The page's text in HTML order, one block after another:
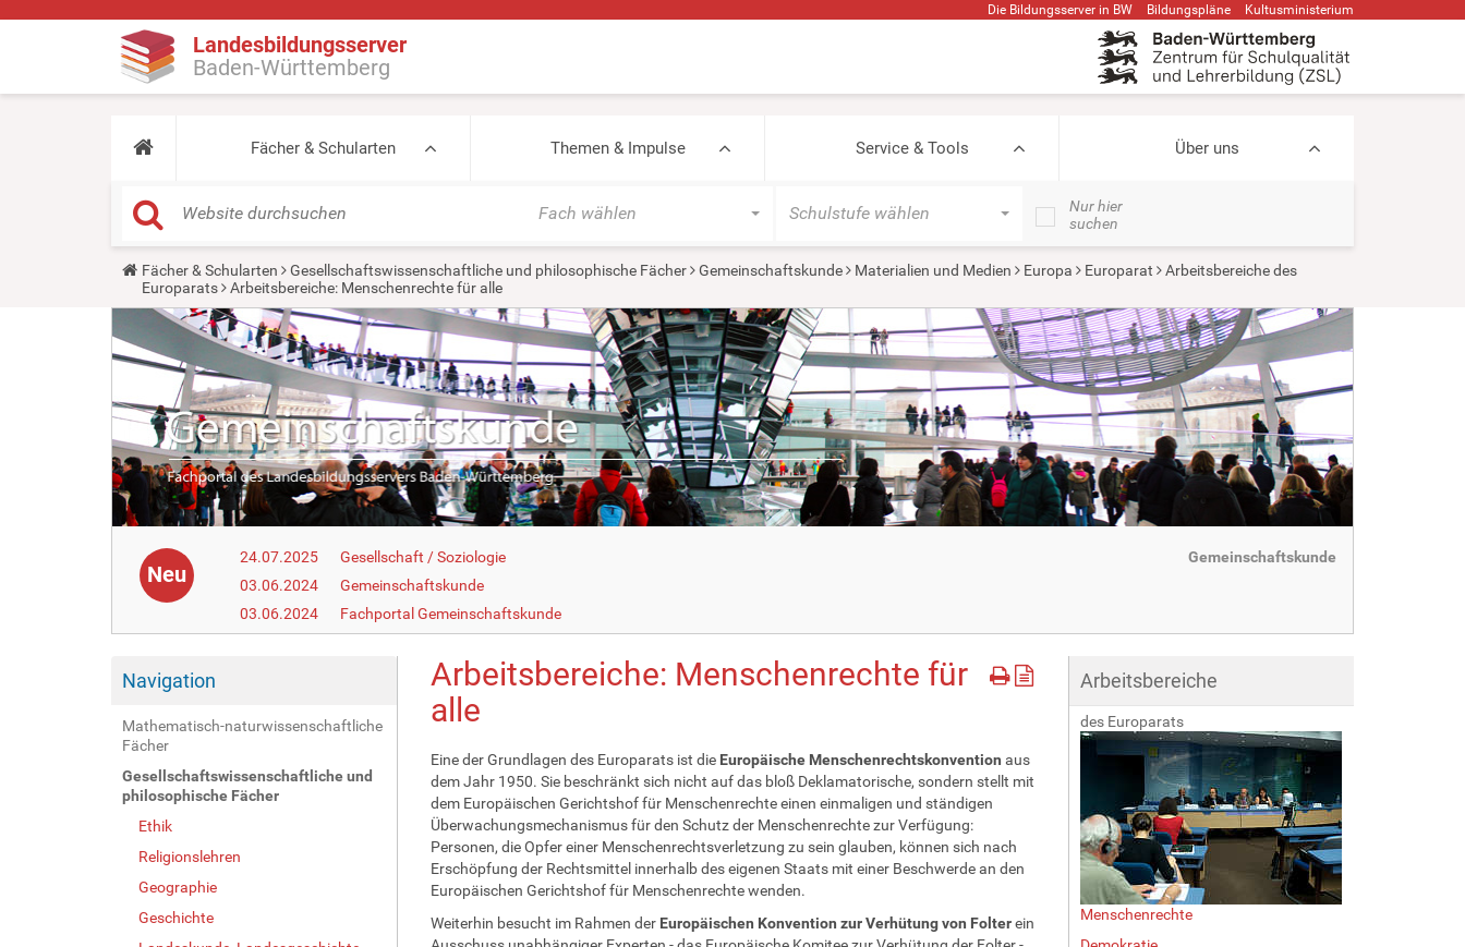
Die Bildungsserver in BW Bildungspläne Kultusministerium
Landesbildungsserver
Baden-Württemberg
Fächer & Schularten Themen & Impulse Service & Tools Über uns
Fach wählen Schulstufe wählen
Nur hier
suchen
Y
u
r
e
r
e
:
Fächer & Schularten Gesellschaftswissenschaftliche und philosophische Fächer Gemeinschaftskunde Materialien und Medien Europa Europarat
Arbeitsbereiche des
Europarats
Arbeitsbereiche: Menschenrechte für alle
Neu
24.07.2025
Gesellschaft / Soziologie
03.06.2024
Gemeinschaftskunde
03.06.2024
Fachportal Gemeinschaftskunde
Gemeinschaftskunde
Navigation
Mathematisch-naturwissenschaftliche
Fächer
Gesellschaftswissenschaftliche und
philosophische Fächer
Ethik
Religionslehren
Geographie
Geschichte
Arbeitsbereiche: Menschenrechte für
alle
Eine der Grundlagen des Europarats ist die Europäische Menschenrechtskonvention aus
dem Jahr 1950. Sie beschränkt sich nicht auf das bloß Deklamatorische, sondern stellt mit
dem Europäischen Gerichtshof für Menschenrechte einen einmaligen und ständigen
Überwachungsmechanismus für den Schutz der Menschenrechte zur Verfügung:
Personen, die Opfer einer Menschenrechtsverletzung zu sein glauben, können sich nach
Erschöpfung der Rechtsmittel innerhalb des eigenen Staats mit einer Beschwerde an den
Europäischen Gerichtshof für Menschenrechte wenden.
Weiterhin besucht im Rahmen der Europäischen Konvention zur Verhütung von Folterein
Arbeitsbereiche
des Europarats
Menschenrechte